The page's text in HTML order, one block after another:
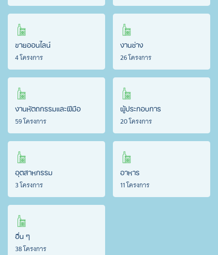
ขายออนไลน์
4 โครงการ
งานช่าง
26 โครงการ
งานหัตถกรรมและฝีมือ
59 โครงการ
ผู้ประกอบการ
20 โครงการ
อุตสาหกรรม
3 โครงการ
อาหาร
11 โครงการ
อื่น ๆ
38 โครงการ